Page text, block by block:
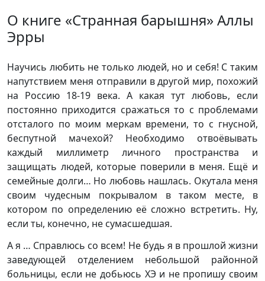
О книге «Странная барышня» Аллы
Эрры
Научись любить не только людей, но и себя! С таким
напутствием меня отправили в другой мир, похожий
на Россию 18-19 века. А какая тут любовь, если
постоянно приходится сражаться то с проблемами
отсталого по моим меркам времени, то с гнусной,
беспутной мачехой? Необходимо отвоёвывать
каждый миллиметр личного пространства и
защищать людей, которые поверили в меня. Ещё и
семейные долги… Но любовь нашлась. Окутала меня
своим чудесным покрывалом в таком месте, в
котором по определению её сложно встретить. Ну,
если ты, конечно, не сумасшедшая.
А я … Справлюсь со всем! Не будь я в прошлой жизни
заведующей отделением небольшой районной
больницы, если не добьюсь ХЭ и не пропишу своим